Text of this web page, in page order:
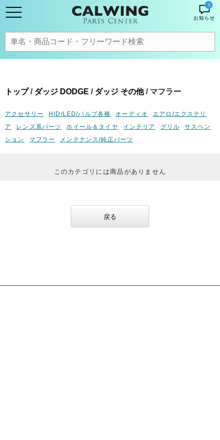
!
お知らせ
トップ/ ダッジ DODGE / ダッジ その他/ マフラー
アクセサリー HID/LED/バルブ各種 オーディオ
エアロ/エクステリ
ア
レンズ系パーツ ホイール＆タイヤ インテリア グリル
サスペン
ション
マフラー メンテナンス/純正パーツ
このカテゴリには商品がありません
戻る